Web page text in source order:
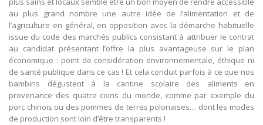
au plus grand nombre une autre idée de l’alimentation et de
l’agriculture en général, en opposition avec la démarche habituelle
issue du code des marchés publics consistant à attribuer le contrat
au candidat présentant l’offre la plus avantageuse sur le plan
économique : point de considération environnementale, éthique ni
de santé publique dans ce cas ! Et cela conduit parfois à ce que nos
bambins dégustent à la cantine scolaire des aliments en
provenance des quatre coins du monde, comme par exemple du
porc chinois ou des pommes de terres polonaises… dont les modes
de production sont loin d’être transparents !